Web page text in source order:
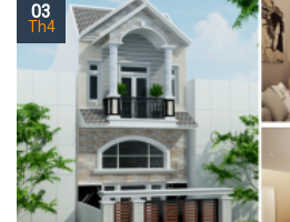
03
Th4